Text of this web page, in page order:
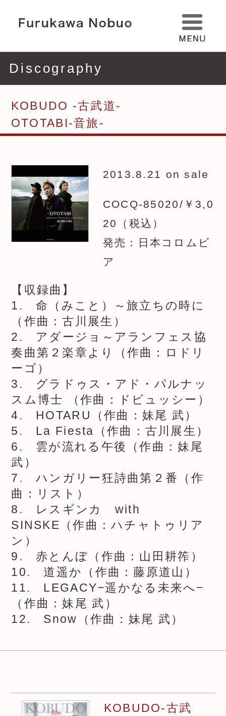
Discography
KOBUDO -古武道-
OTOTABI-音旅-
2013.8.21 on sale
COCQ-85020/￥3,0
20（税込）
発売：日本コロムビ
ア
【収録曲】
1. 命（みこと）～旅立ちの時に
（作曲：古川展生）
2. アダージョ～アランフェス協
奏曲第２楽章より（作曲：ロドリ
ーゴ）
3. グラドゥス・アド・パルナッ
スム博士 （作曲：ドビュッシー）
4. HOTARU（作曲：妹尾 武）
5. La Fiesta（作曲：古川展生）
6. 雲が流れる午後（作曲：妹尾
武）
7. ハンガリー狂詩曲第２番（作
曲：リスト）
8. レスギンカ with
SINSKE（作曲：ハチャトゥリア
ン）
9. 赤とんぼ（作曲：山田耕筰）
10. 道遥か（作曲：藤原道山）
11. LEGACY−遥かなる未来へ−
（作曲：妹尾 武）
12. Snow（作曲：妹尾 武）
KOBUDO-古武